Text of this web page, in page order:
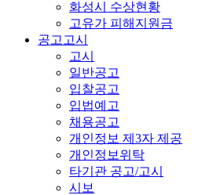
화성시 수상현황
고유가 피해지원금
공고고시
고시
일반공고
입찰공고
입법예고
채용공고
개인정보 제3자 제공
개인정보위탁
타기관 공고/고시
시보